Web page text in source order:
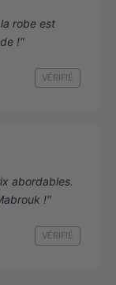
robe est
!"
VÉRIFIÉ
abordables.
!"
VÉRIFIÉ